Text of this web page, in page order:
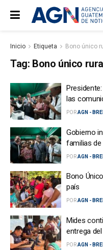
Inicio Etiqueta Bono único
Tag: Bono único
las
PORAGN -
Gobierno
familias
PORAGN -
Bono
país
PORAGN -
Mides
entrega
PORAGN -